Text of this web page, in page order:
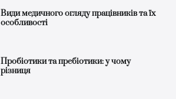
Види медичного огляду працівників та їх
особливості
Пробіотики та пребіотики: у чому
різниця